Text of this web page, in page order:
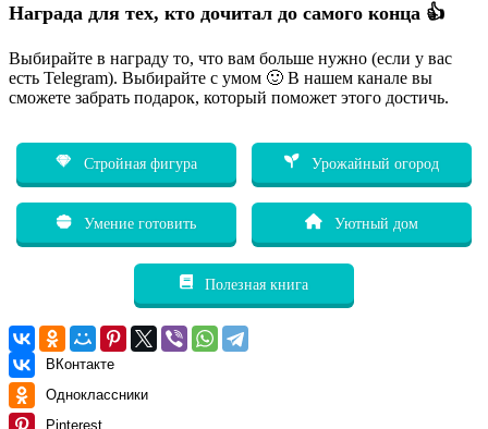
Награда для тех, кто дочитал до самого конца 👍
Выбирайте в награду то, что вам больше нужно (если у вас
есть Telegram). Выбирайте с умом 🙂 В нашем канале вы
сможете забрать подарок, который поможет этого достичь.
Стройная фигура Урожайный огород
Умение готовить Уютный дом
Полезная книга
ВКонтакте
Одноклассники
Pinterest